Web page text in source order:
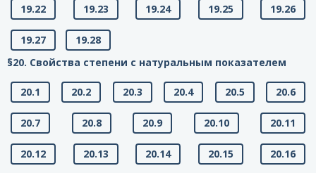
19.22 19.23 19.24 19.25 19.26
19.27
19.28
§20. Свойства степени с натуральным показателем
20.1 20.2 20.3 20.4 20.5 20.6
20.7 20.8 20.9 20.10 20.11
20.12 20.13 20.14 20.15 20.16